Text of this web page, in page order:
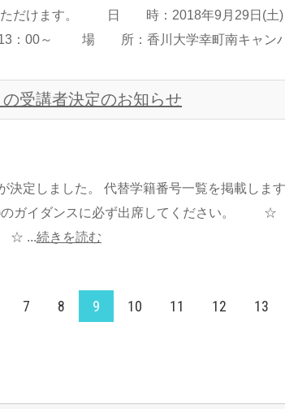
参加いただけます。 日 時：
所：香川大学幸町南キャンパス
受講者決定のお知らせ
決定しました。 代替学籍番号一覧を掲載しま
)のガイダンスに必ず出席してください。
☆ ...続きを読む
7 8 9 10 11 12 13